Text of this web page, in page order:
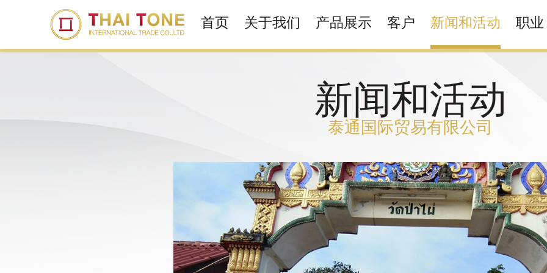
首页 关于我们 产品展示 客户 新闻和活动 职业
新闻和活动
泰通国际贸易有限公司